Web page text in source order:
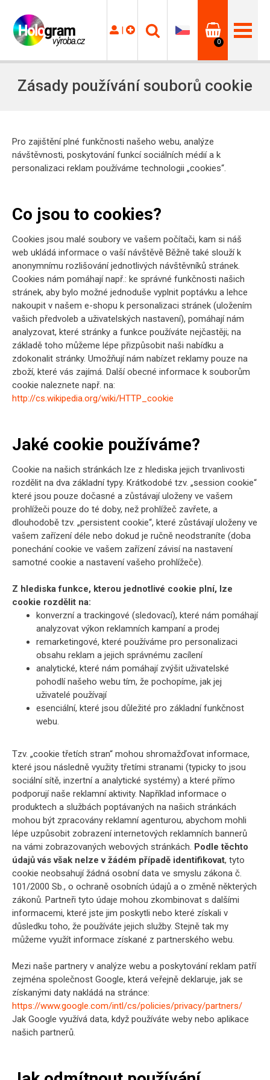
|
0
Zásady používání souborů cookie
Pro zajištění plné funkčnosti našeho webu, analýze
návštěvnosti, poskytování funkcí sociálních médií a k
personalizaci reklam používáme technologii „cookies“.
Co jsou to cookies?
Cookies jsou malé soubory ve vašem počítači, kam si náš
web ukládá informace o vaší návštěvě Běžně také slouží k
anonymnímu rozlišování jednotlivých návštěvníků stránek.
Cookies nám pomáhají např.: ke správné funkčnosti našich
stránek, aby bylo možné jednoduše vyplnit poptávku a lehce
nakoupit v našem e-shopu k personalizaci stránek (uložením
vašich předvoleb a uživatelských nastavení), pomáhají nám
analyzovat, které stránky a funkce používáte nejčastěji; na
základě toho můžeme lépe přizpůsobit naši nabídku a
zdokonalit stránky. Umožňují nám nabízet reklamy pouze na
zboží, které vás zajímá. Další obecné informace k souborům
cookie naleznete např. na:
http://cs.wikipedia.org/wiki/HTTP_cookie
Jaké cookie používáme?
Cookie na našich stránkách lze z hlediska jejich trvanlivosti
rozdělit na dva základní typy. Krátkodobé tzv. „session cookie“
které jsou pouze dočasné a zůstávají uloženy ve vašem
prohlížeči pouze do té doby, než prohlížeč zavřete, a
dlouhodobě tzv. „persistent cookie“, které zůstávají uloženy ve
vašem zařízení déle nebo dokud je ručně neodstraníte (doba
ponechání cookie ve vašem zařízení závisí na nastavení
samotné cookie a nastavení vašeho prohlížeče).
Z hlediska funkce, kterou jednotlivé cookie plní, lze
cookie rozdělit na:
konverzní a trackingové (sledovací), které nám pomáhají
analyzovat výkon reklamních kampaní a prodej
remarketingové, které používáme pro personalizaci
obsahu reklam a jejich správnému zacílení
analytické, které nám pomáhají zvýšit uživatelské
pohodlí našeho webu tím, že pochopíme, jak jej
uživatelé používají
esenciální, které jsou důležité pro základní funkčnost
webu.
Tzv. „cookie třetích stran“ mohou shromažďovat informace,
které jsou následně využity třetími stranami (typicky to jsou
sociální sítě, inzertní a analytické systémy) a které přímo
podporují naše reklamní aktivity. Například informace o
produktech a službách poptávaných na našich stránkách
mohou být zpracovány reklamní agenturou, abychom mohli
lépe uzpůsobit zobrazení internetových reklamních bannerů
na vámi zobrazovaných webových stránkách. Podle těchto
údajů vás však nelze v žádém případě identifikovat, tyto
cookie neobsahují žádná osobní data ve smyslu zákona č.
101/2000 Sb., o ochraně osobních údajů a o změně některých
zákonů. Partneři tyto údaje mohou zkombinovat s dalšími
informacemi, které jste jim poskytli nebo které získali v
důsledku toho, že používáte jejich služby. Stejně tak my
můžeme využít informace získané z partnerského webu.
Mezi naše partnery v analýze webu a poskytování reklam patří
zejména společnost Google, která veřejně deklaruje, jak se
získanými daty nakládá na stránce:
https://www.google.com/intl/cs/policies/privacy/partners/
Jak Google využívá data, když používáte weby nebo aplikace
našich partnerů.